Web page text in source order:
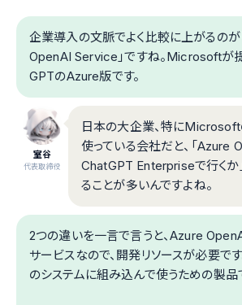
企業導入の文脈でよく比較に上がるのが
OpenAI Service」ですね。Microsoftが
GPTのAzure版です。
室谷
代表取締役
日本の大企業、特に
使っている会社だと、「Azure
ChatGPT Enterpriseで行くか
ることが多いんですよね。
2つの違いを一言で言うと、Azure
サービスなので、開発リソースが必要で
のシステムに組み込んで使うための製品